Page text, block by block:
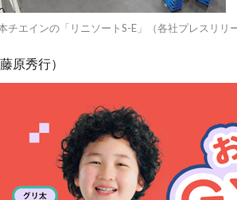
チエインの「リニソートS-E」（各社プレスリリ
藤原秀行）